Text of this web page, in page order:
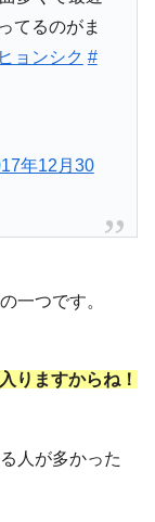
てるのがま
ョンシク #
年12月30
一つです。
りますからね！
人が多かった